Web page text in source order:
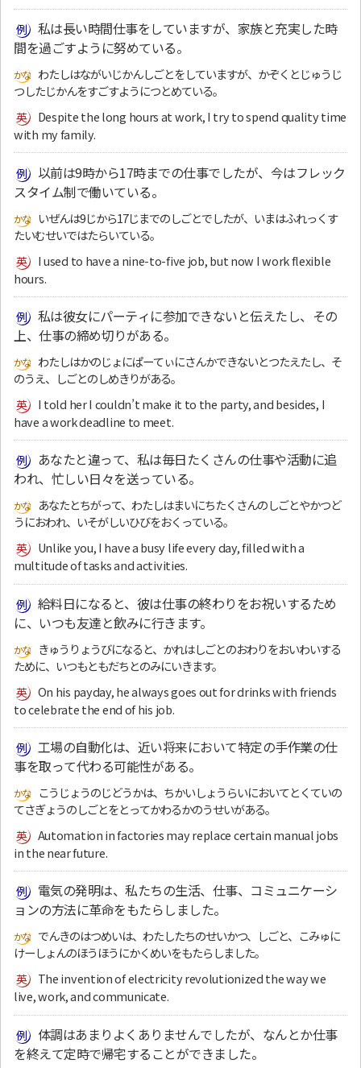
私は長い時間仕事をしていますが、家族と充実した時
間を過ごすように努めている。
わたしはながいじかんしごとをしていますが、かぞくとじゅうじ
つしたじかんをすごすようにつとめている。
Despite the long hours at work, I try to spend quality time
with my family.
以前は9時から17時までの仕事でしたが、今はフレック
スタイム制で働いている。
いぜんは9じから17じまでのしごとでしたが、いまはふれっくす
たいむせいではたらいている。
I used to have a nine-to-five job, but now I work flexible
hours.
私は彼女にパーティに参加できないと伝えたし、その
上、仕事の締め切りがある。
わたしはかのじょにぱーてぃにさんかできないとつたえたし、そ
のうえ、しごとのしめきりがある。
I told her I couldn’t make it to the party, and besides, I
have a work deadline to meet.
あなたと違って、私は毎日たくさんの仕事や活動に追
われ、忙しい日々を送っている。
あなたとちがって、わたしはまいにちたくさんのしごとやかつど
うにおわれ、いそがしいひびをおくっている。
Unlike you, I have a busy life every day, filled with a
multitude of tasks and activities.
給料日になると、彼は仕事の終わりをお祝いするため
に、いつも友達と飲みに行きます。
きゅうりょうびになると、かれはしごとのおわりをおいわいする
ために、いつもともだちとのみにいきます。
On his payday, he always goes out for drinks with friends
to celebrate the end of his job.
工場の自動化は、近い将来において特定の手作業の仕
事を取って代わる可能性がある。
こうじょうのじどうかは、ちかいしょうらいにおいてとくていの
てさぎょうのしごとをとってかわるかのうせいがある。
Automation in factories may replace certain manual jobs
in the near future.
電気の発明は、私たちの生活、仕事、コミュニケーシ
ョンの方法に革命をもたらしました。
でんきのはつめいは、わたしたちのせいかつ、しごと、こみゅに
けーしょんのほうほうにかくめいをもたらしました。
The invention of electricity revolutionized the way we
live, work, and communicate.
体調はあまりよくありませんでしたが、なんとか仕事
を終えて定時で帰宅することができました。